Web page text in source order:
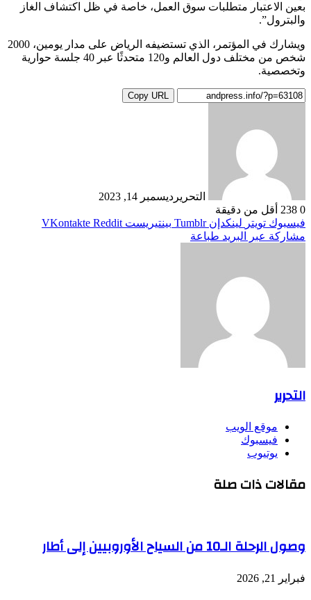
بعين الاعتبار متطلبات سوق العمل، خاصة في ظل اكتشاف الغاز
والبترول”.
ويشارك في المؤتمر، الذي تستضيفه الرياض على مدار يومين، 2000
شخص من مختلف دول العالم و120 متحدثًا عبر 40 جلسة حوارية
وتخصصية.
Copy URL
التحرير ديسمبر 14, 2023
0
أقل من دقيقة
فيسبوك تويتر لينكدإن بينتيريست
مشاركة عبر البريد طباعة
التحرير
موقع الويب
فيسبوك
يوتيوب
مقالات ذات صلة
وصول الرحلة الـ10 من السياح الأوروبيين إلى أطار
فبراير 21, 2026